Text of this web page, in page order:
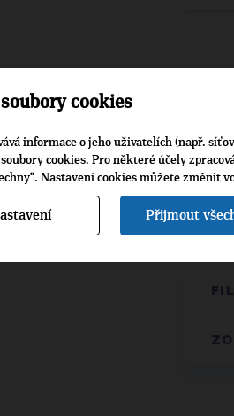
z
cookies
informace o jeho uživatelích (např.
cookies. Pro některé účely
Nastavení cookies můžete změnit
Přijmout